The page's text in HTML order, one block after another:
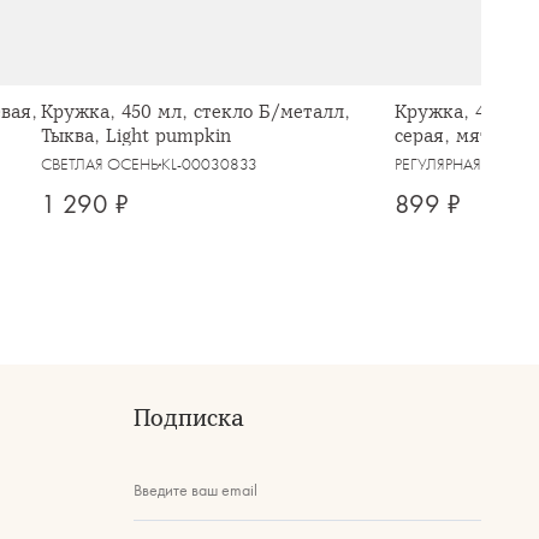
Кружка, 450 мл, стекло Б/металл,
Тыква, Light pumpkin
СВЕТЛАЯ ОСЕНЬKL-00030833
1 290 ₽
Кружка, 460
серая, мятый
Message
РЕГУЛЯРНАЯ
899 ₽
Подписка
Введите ваш email